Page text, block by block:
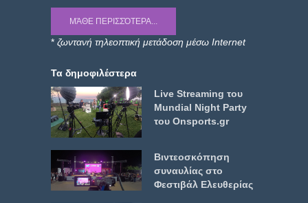
ΜΆΘΕ ΠΕΡΙΣΣΌΤΕΡΑ...
* ζωντανή τηλεοπτική μετάδοση μέσω Internet
Τα δημοφιλέστερα
Live Streaming του
Mundial Night Party
του Onsports.gr
Βιντεοσκόπηση
συναυλίας στο
Φεστιβάλ Ελευθερίας